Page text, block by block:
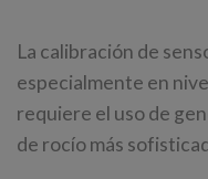
La calibración de
especialmente en
requiere el uso de
de rocío más